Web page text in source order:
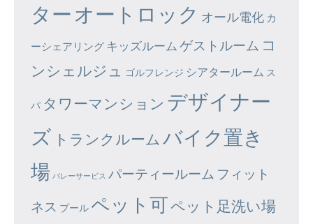
ター オートロック オール電化 カ
ーシェアリング キッズルーム ゲストルーム コ
ンシェルジュ
ゴルフレンジ シアタールーム ス
パ タワーマンション デザイナー
ズ トランクルーム バイク置き
場 バレーサービス パーティールーム フィット
ネス プール ペット可ペット足洗い場